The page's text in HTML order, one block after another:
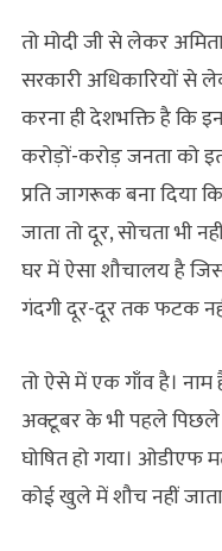
तो मोदी जी से लेकर
सरकारी अधिकारियों से
करना ही देशभक्ति है कि
करोड़ों-करोड़ जनता को
प्रति जागरूक बना दिया
जाता तो दूर, सोचता भी
घर में ऐसा शौचालय है
गंदगी दूर-दूर तक फटक
तो ऐसे में एक गाँव है।
अक्टूबर के भी पहले
घोषित हो गया।
कोई खुले में शौच नहीं